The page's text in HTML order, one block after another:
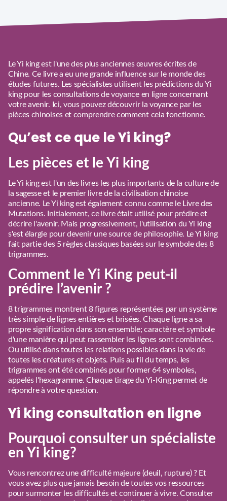
Le Yi king est l'une des plus anciennes œuvres écrites de
Chine. Ce livre a eu une grande influence sur le monde des
études futures. Les spécialistes utilisent les prédictions du Yi
king pour les consultations de voyance en ligne concernant
votre avenir. Ici, vous pouvez découvrir la voyance par les
pièces chinoises et comprendre comment cela fonctionne.
Qu’est ce que le Yi king?
Les pièces et le Yi king
Le Yi king est l'un des livres les plus importants de la culture de
la sagesse et le premier livre de la civilisation chinoise
ancienne. Le Yi king est également connu comme le Livre des
Mutations. Initialement, ce livre était utilisé pour prédire et
décrire l'avenir. Mais progressivement, l'utilisation du Yi king
s'est élargie pour devenir une source de philosophie. Le Yi king
fait partie des 5 règles classiques basées sur le symbole des 8
trigrammes.
Comment le Yi King peut-il
prédire l’avenir ?
8 trigrammes montrent 8 figures représentées par un système
très simple de lignes entières et brisées. Chaque ligne a sa
propre signification dans son ensemble; caractère et symbole
d'une manière qui peut rassembler les lignes sont combinées.
Ou utilisé dans toutes les relations possibles dans la vie de
toutes les créatures et objets. Puis au fil du temps, les
trigrammes ont été combinés pour former 64 symboles,
appelés l'hexagramme. Chaque tirage du Yi-King permet de
répondre à votre question.
Yi king consultation en ligne
Pourquoi consulter un spécialiste
en Yi king?
Vous rencontrez une difficulté majeure (deuil, rupture) ? Et
vous avez plus que jamais besoin de toutes vos ressources
pour surmonter les difficultés et continuer à vivre. Consulter